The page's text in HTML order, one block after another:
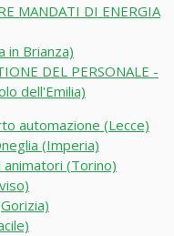
MANDATI DI ENERGIA
in Brianza)
DEL PERSONALE -
dell'Emilia)
automazione (Lecce)
(Imperia)
animatori (Torino)